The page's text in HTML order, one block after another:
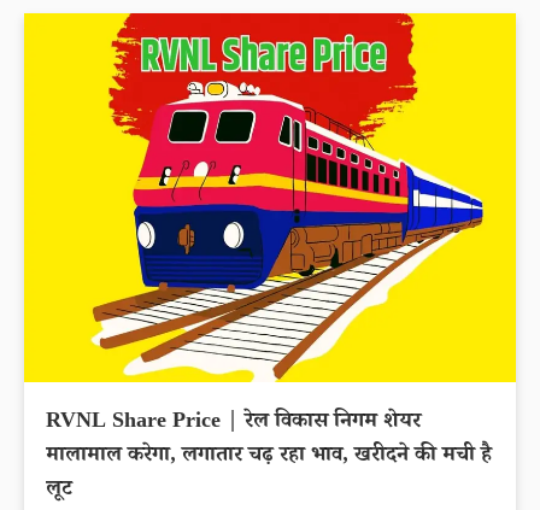
RVNL Share Price | रेल विकास निगम शेयर
मालामाल करेगा, लगातार चढ़ रहा भाव, खरीदने की मची है
लूट